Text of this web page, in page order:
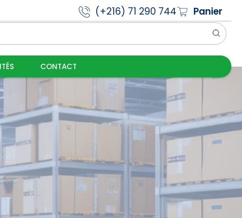
Panier
(+216) 71 290 744
CONTACT